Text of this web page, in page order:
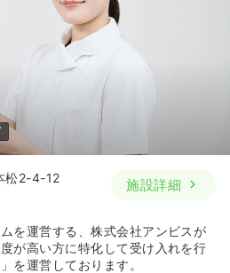
松2-4-12
施設詳細
を運営する、株式会社アンビスが
が高い方に特化して受け入れを行
を運営しております。